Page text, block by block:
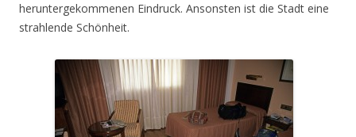
heruntergekommenen Eindruck. Ansonsten ist die Stadt eine
strahlende Schönheit.